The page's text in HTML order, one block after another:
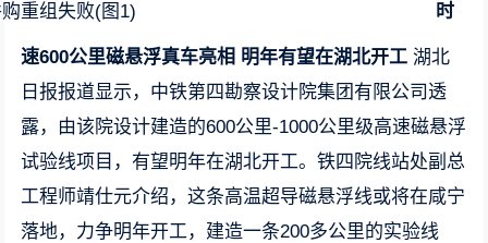
时
速600公里磁悬浮真车亮相 明年有望在湖北开工 湖北
日报报道显示，中铁第四勘察设计院集团有限公司透
露，由该院设计建造的600公里-1000公里级高速磁悬浮
试验线项目，有望明年在湖北开工。铁四院线站处副总
工程师靖仕元介绍，这条高温超导磁悬浮线或将在咸宁
落地，力争明年开工，建造一条200多公里的实验线